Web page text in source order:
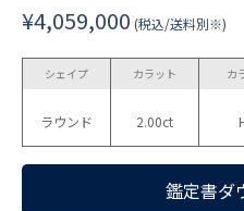
¥4,059,000 (税込/送料別※)
シェイプ
ラウンド
カラット
2.00ct
カ
鑑定書ダ